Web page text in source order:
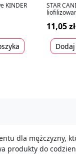
KINDER
STAR
11,05 zł
dla mężczyzny,
produkty do